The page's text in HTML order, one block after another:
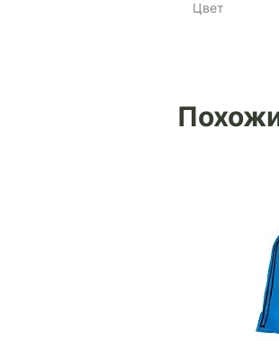
Цвет